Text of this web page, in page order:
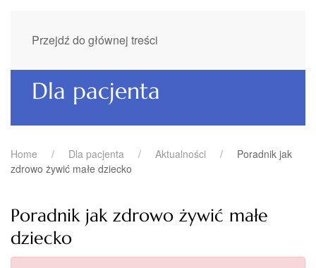
Przejdź do głównej treści
Dla pacjenta
Home Dla pacjenta Aktualności
Poradnik jak
zdrowo żywić małe dziecko
Poradnik jak zdrowo żywić małe
dziecko